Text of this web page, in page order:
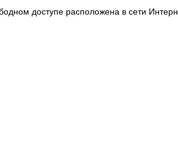
доступе расположена в сети